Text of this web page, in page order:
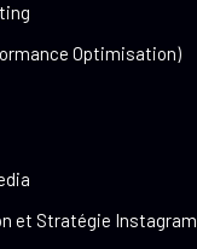
Optimisation)
et Stratégie Instagram